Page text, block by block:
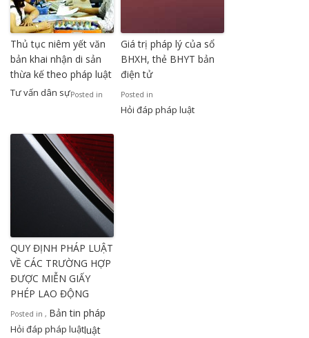
Thủ tục niêm yết văn
bản khai nhận di sản
thừa kế theo pháp luật
Posted in
Tư vấn dân sự
Giá trị pháp lý của sổ
BHXH, thẻ BHYT bản
điện tử
Posted in
Hỏi đáp pháp luật
QUY ĐỊNH PHÁP LUẬT
VỀ CÁC TRƯỜNG HỢP
ĐƯỢC MIỄN GIẤY
PHÉP LAO ĐỘNG
Posted in
Hỏi đáp pháp luật
, Bản tin pháp
luật